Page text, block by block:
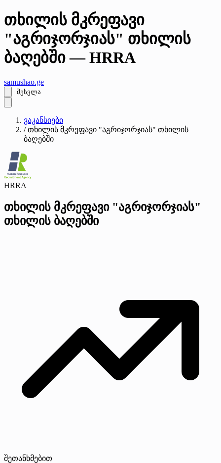
თხილის მკრეფავი
"აგრიჯორჯიას" თხილის
ბაღებში — HRRA
samushao.ge
შესვლა
ვაკანსიები
/ თხილის მკრეფავი "აგრიჯორჯიას" თხილის
ბაღებში
HRRA
თხილის მკრეფავი "აგრიჯორჯიას"
თხილის ბაღებში
შეთანხმებით